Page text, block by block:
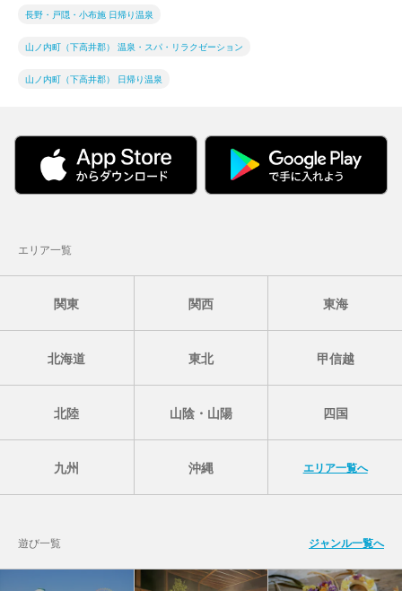
長野・戸隠・小布施 日帰り温泉
山ノ内町（下高井郡） 温泉・スパ・リラクゼーション
山ノ内町（下高井郡） 日帰り温泉
エリア一覧
関東 関西 東海
北海道 東北 甲信越
北陸 山陰・山陽 四国
九州 沖縄 エリア一覧へ
遊び一覧 ジャンル一覧へ